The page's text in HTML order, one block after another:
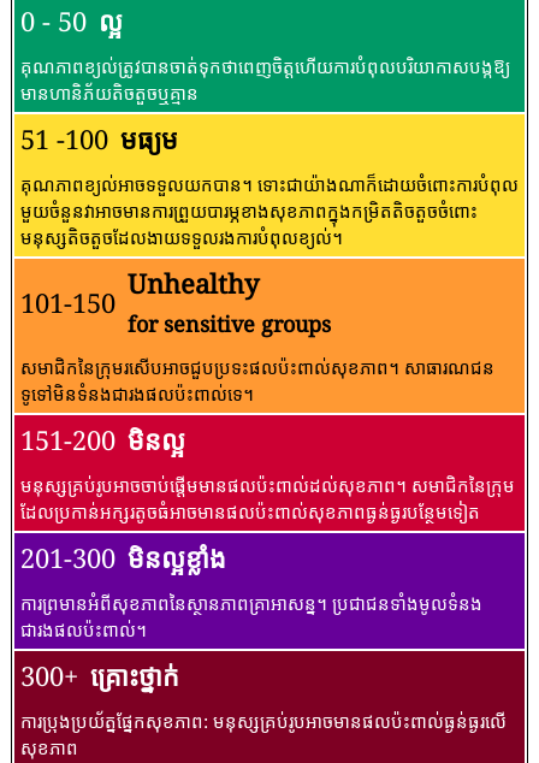
0 - 50 ល្អ
គុណភាពខ្យល់ត្រូវបានចាត់ទុកថាពេញចិត្តហើយការបំពុលបរិយាកាសបង្កឱ្យ
មានហានិភ័យតិចតួចឬគ្មាន
51 -100 មធ្យម
គុណភាពខ្យល់អាចទទួលយកបាន។ ទោះជាយ៉ាងណាក៏ដោយចំពោះការបំពុល
មួយចំនួនវាអាចមានការព្រួយបារម្ភខាងសុខភាពក្នុងកម្រិតតិចតួចចំពោះ
មនុស្សតិចតួចដែលងាយទទួលរងការបំពុលខ្យល់។
101-150
Unhealthy
for sensitive groups
សមាជិកនៃក្រុមរសើបអាចជួបប្រទះផលប៉ះពាល់សុខភាព។ សាធារណជន​
ទូទៅ​មិន​ទំនង​ជា​រង​ផល​ប៉ះពាល់​ទេ។
151-200 មិនល្អ
មនុស្សគ្រប់រូបអាចចាប់ផ្តើមមានផលប៉ះពាល់ដល់សុខភាព។ សមាជិកនៃក្រុម
ដែលប្រកាន់អក្សរតូចធំអាចមានផលប៉ះពាល់សុខភាពធ្ងន់ធ្ងរបន្ថែមទៀត
201-300 មិនល្អខ្លាំង
ការព្រមានអំពីសុខភាពនៃស្ថានភាពគ្រាអាសន្ន។ ប្រជាជនទាំងមូលទំនង
ជារងផលប៉ះពាល់។
300+ គ្រោះថ្នាក់
ការប្រុងប្រយ័ត្នផ្នែកសុខភាព: មនុស្សគ្រប់រូបអាចមានផលប៉ះពាល់ធ្ងន់ធ្ងរលើ
សុខភាព